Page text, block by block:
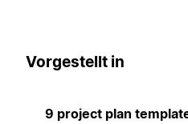
Vorgestellt in
9 project plan